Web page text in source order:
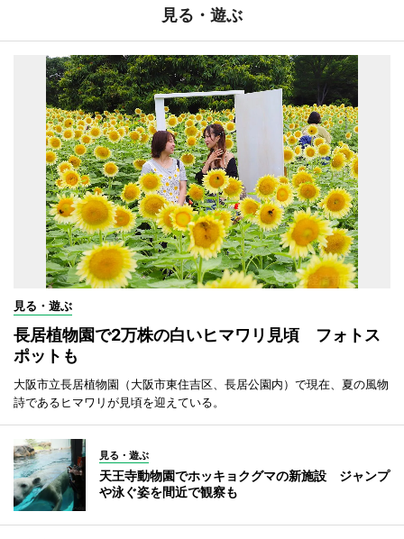
見る・遊ぶ
見る・遊ぶ
長居植物園で2万株の白いヒマワリ見頃 フォトス
ポットも
大阪市立長居植物園（大阪市東住吉区、長居公園内）で現在、夏の風物
詩であるヒマワリが見頃を迎えている。
見る・遊ぶ
天王寺動物園でホッキョクグマの新施設 ジャンプ
や泳ぐ姿を間近で観察も